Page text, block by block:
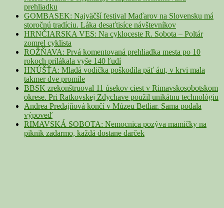
prehliadku
GOMBASEK: Najväčší festival Maďarov na Slovensku má
storočnú tradíciu. Láka desaťtisíce návštevníkov
HRNČIARSKA VES: Na cykloceste R. Sobota – Poltár
zomrel cyklista
ROŽŇAVA: Prvá komentovaná prehliadka mesta po 10
rokoch prilákala vyše 140 ľudí
HNÚŠŤA: Mladá vodička poškodila päť áut, v krvi mala
takmer dve promile
BBSK zrekonštruoval 11 úsekov ciest v Rimavskosobotskom
okrese. Pri Ratkovskej Zdychave použil unikátnu technológiu
Andrea Predajňová končí v Múzeu Betliar. Sama podala
výpoveď
RIMAVSKÁ SOBOTA: Nemocnica pozýva mamičky na
piknik zadarmo, každá dostane darček